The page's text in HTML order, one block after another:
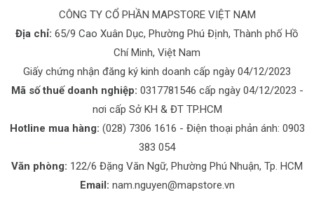
CÔNG TY CỔ PHẦN MAPSTORE VIỆT NAM
Địa chỉ: 65/9 Cao Xuân Dục, Phường Phú Định, Thành phố Hồ
Chí Minh, Việt Nam
Giấy chứng nhận đăng ký kinh doanh cấp ngày 04/12/2023
Mã số thuế doanh nghiệp: 0317781546 cấp ngày 04/12/2023 -
nơi cấp Sở KH & ĐT TP.HCM
Hotline mua hàng: (028) 7306 1616 - Điện thoại phản ánh: 0903
383 054
Văn phòng: 122/6 Đặng Văn Ngữ, Phường Phú Nhuận, Tp. HCM
Email: nam.nguyen@mapstore.vn